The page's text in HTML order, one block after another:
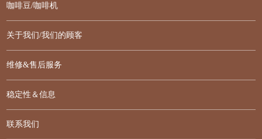
咖啡豆/咖啡机
关于我们/我们的顾客
维修&售后服务
稳定性＆信息
联系我们